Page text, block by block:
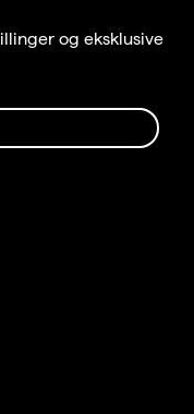
og eksklusive